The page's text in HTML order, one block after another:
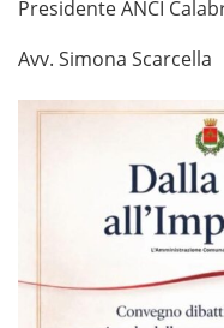
Presidente ANCI
Avv. Simona Scarcella